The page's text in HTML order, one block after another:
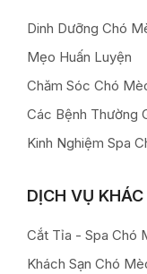
Dinh Dưỡng Chó
Mẹo Huấn Luyện
Chăm Sóc Chó
Các Bệnh Thường
Kinh Nghiệm Spa
DỊCH VỤ KHÁC
Cắt Tỉa - Spa Chó
Khách Sạn Chó